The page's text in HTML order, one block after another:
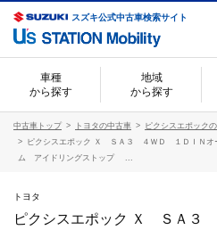
スズキ公式中古車検索サイト
車種
から探す
地域
から探す
中古車トップ トヨタの中古車
ピクシスエポック
ピクシスエポック Ｘ ＳＡ３ ４ＷＤ １ＤＩＮ
ム アイドリングストップ ...
トヨタ
ピクシスエポック Ｘ ＳＡ３